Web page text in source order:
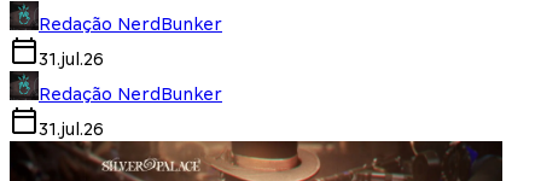
Redação NerdBunker
31.jul.26
Redação NerdBunker
31.jul.26